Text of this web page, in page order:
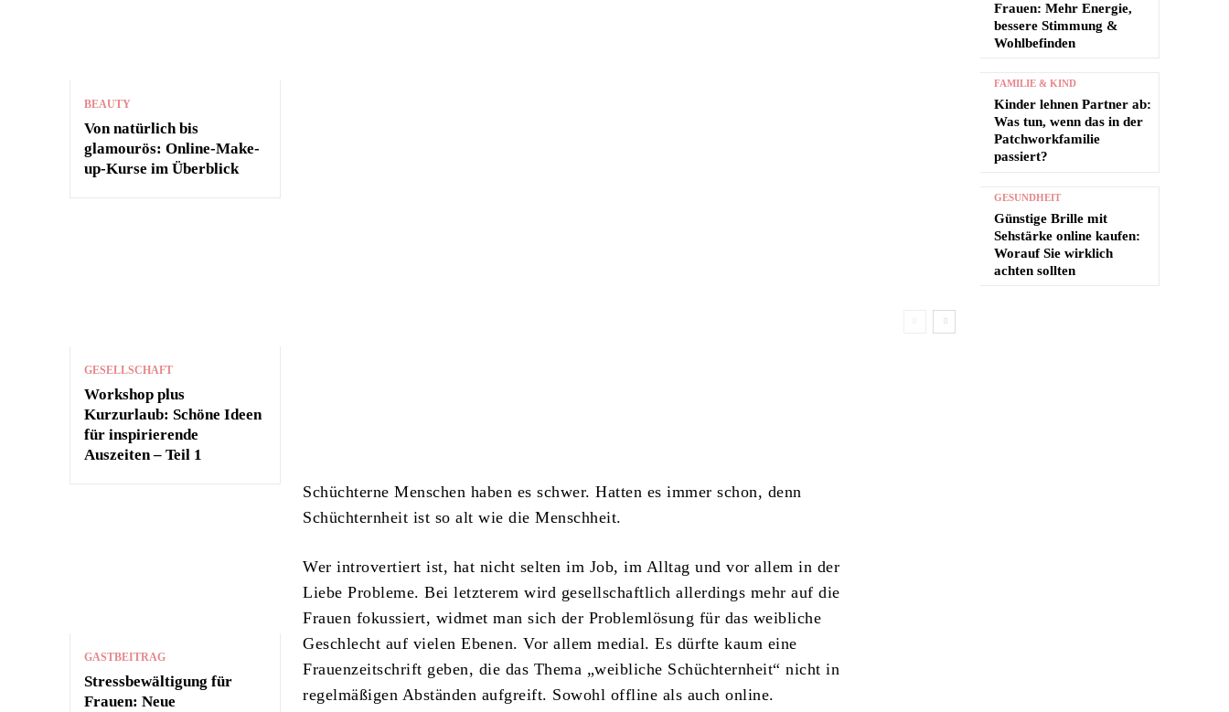
BEAUTY
Von natürlich bis
glamourös: Online-Make-
up-Kurse im Überblick
GESELLSCHAFT
Workshop plus
Kurzurlaub: Schöne Ideen
für inspirierende
Auszeiten – Teil 1
GASTBEITRAG
Stressbewältigung für
Frauen: Neue
Schüchterne Menschen haben es schwer. Hatten es immer schon, denn
Schüchternheit ist so alt wie die Menschheit.
Wer introvertiert ist, hat nicht selten im Job, im Alltag und vor allem in der
Liebe Probleme. Bei letzterem wird gesellschaftlich allerdings mehr auf die
Frauen fokussiert, widmet man sich der Problemlösung für das weibliche
Geschlecht auf vielen Ebenen. Vor allem medial. Es dürfte kaum eine
Frauenzeitschrift geben, die das Thema „weibliche Schüchternheit“ nicht in
regelmäßigen Abständen aufgreift. Sowohl offline als auch online.
Frauen: Mehr Energie,
bessere Stimmung &
Wohlbefinden
FAMILIE & KIND
Kinder lehnen Partner ab:
Was tun, wenn das in der
Patchworkfamilie
passiert?
GESUNDHEIT
Günstige Brille mit
Sehstärke online kaufen:
Worauf Sie wirklich
achten sollten